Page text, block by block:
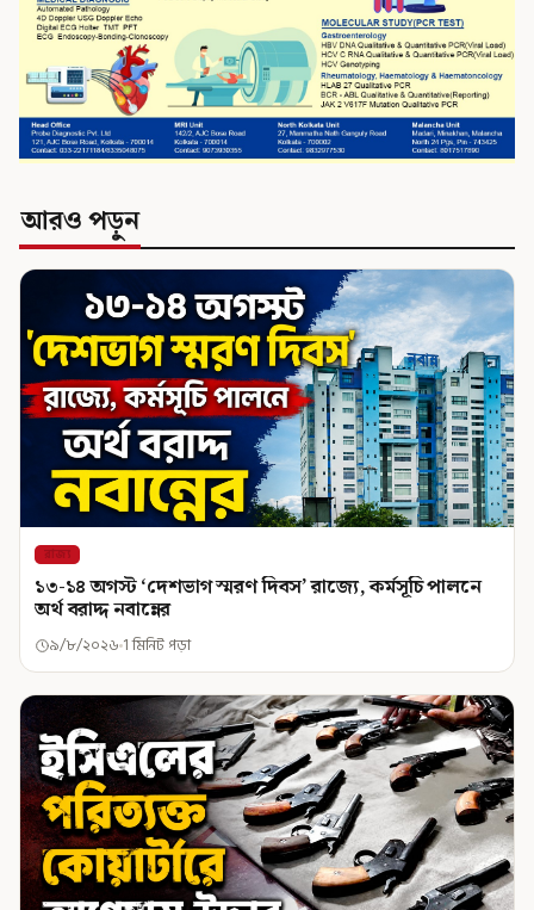
আরও পড়ুন
রাজ্য
১৩-১৪ অগস্ট ‘দেশভাগ স্মরণ দিবস’ রাজ্যে, কর্মসূচি পালনে
অর্থ বরাদ্দ নবান্নের
৯/৮/২০২৬ 1 মিনিট পড়া